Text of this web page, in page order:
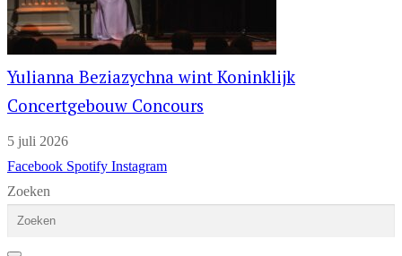
Yulianna Beziazychna wint Koninklijk
Concertgebouw Concours
5 juli 2026
Facebook Spotify Instagram
Zoeken